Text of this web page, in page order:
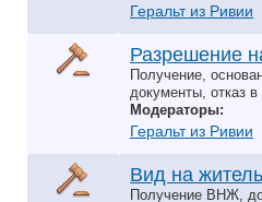
Геральт из Ривии
Разрешение
Получение,
документы, отказ
Модераторы:
Геральт из Ривии
Вид на
Получение ВНЖ,